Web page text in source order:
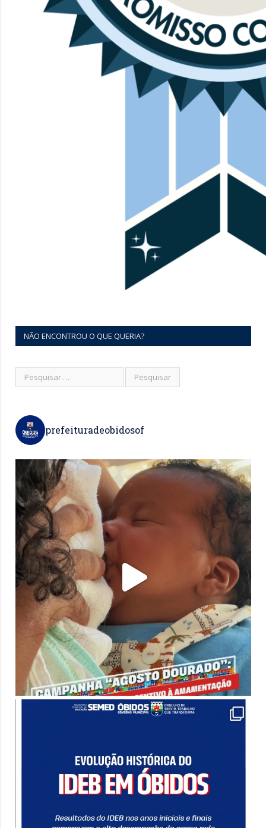
NÃO ENCONTROU O QUE QUERIA?
prefeituradeobidosof